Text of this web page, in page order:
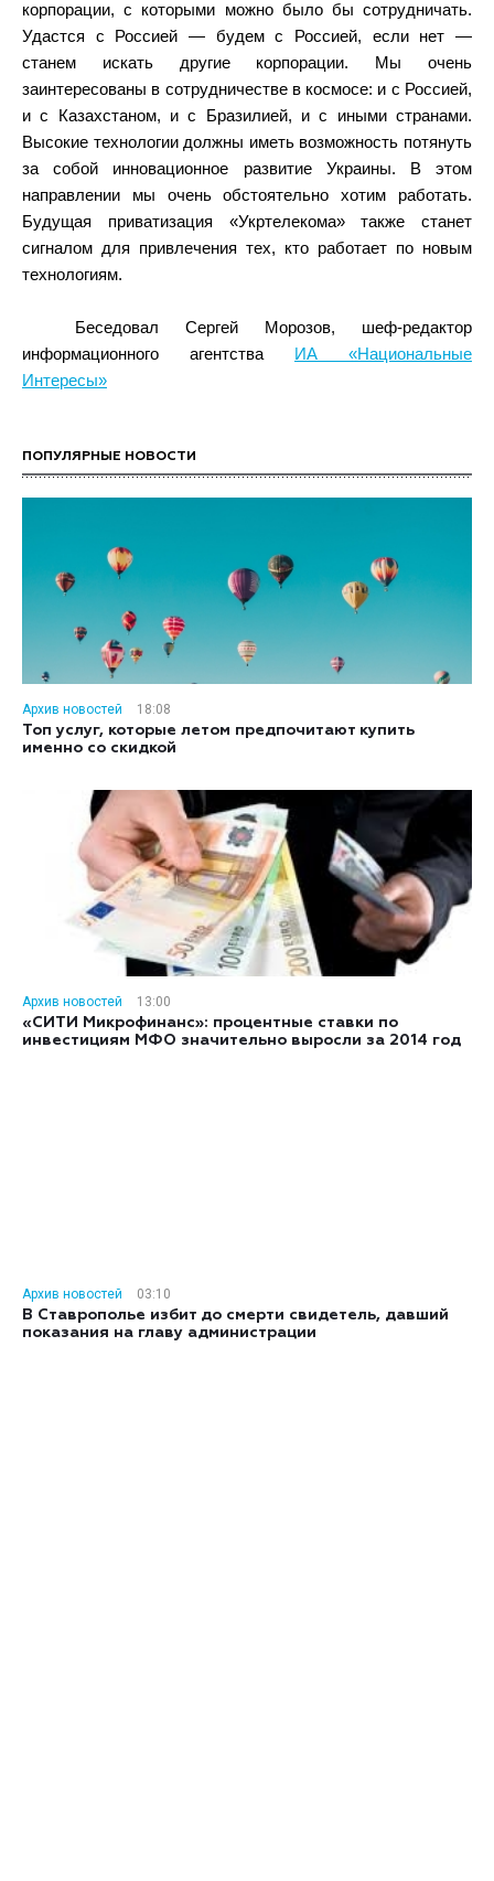
корпорации, с которыми можно было бы сотрудничать.
Удастся с Россией — будем с Россией, если нет —
станем искать другие корпорации. Мы очень
заинтересованы в сотрудничестве в космосе: и с Россией,
и с Казахстаном, и с Бразилией, и с иными странами.
Высокие технологии должны иметь возможность потянуть
за собой инновационное развитие Украины. В этом
направлении мы очень обстоятельно хотим работать.
Будущая приватизация «Укртелекома» также станет
сигналом для привлечения тех, кто работает по новым
технологиям.
Беседовал Сергей Морозов, шеф-редактор
информационного агентства
ИА «Национальные
Интересы»
ПОПУЛЯРНЫЕ НОВОСТИ
Архив новостей
18:08
Топ услуг, которые летом предпочитают купить
именно со скидкой
Архив новостей
13:00
«СИТИ Микрофинанс»: процентные ставки по
инвестициям МФО значительно выросли за 2014 год
Архив новостей
03:10
В Ставрополье избит до смерти свидетель, давший
показания на главу администрации